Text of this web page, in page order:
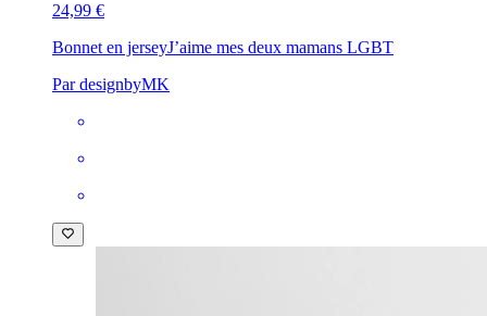
24,99 €
Bonnet en jerseyJ’aime mes deux mamans LGBT
Par designbyMK